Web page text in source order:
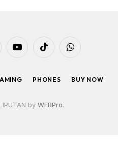
YouTubeTikTok WhatsApp
PHONES BUY NOW
by WEBPro.